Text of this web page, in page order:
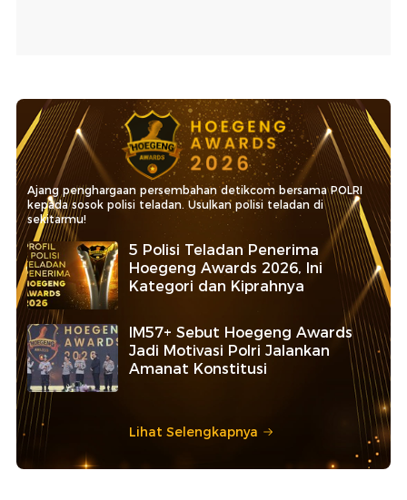
Ajang penghargaan persembahan detikcom bersama POLRI
kepada sosok polisi teladan. Usulkan polisi teladan di
sekitarmu!
5 Polisi Teladan Penerima
Hoegeng Awards 2026, Ini
Kategori dan Kiprahnya
IM57+ Sebut Hoegeng Awards
Jadi Motivasi Polri Jalankan
Amanat Konstitusi
Lihat Selengkapnya